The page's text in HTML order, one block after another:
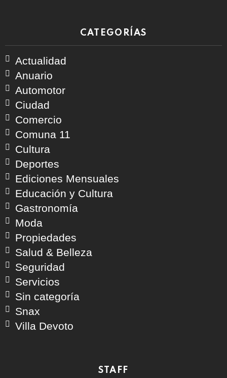
CATEGORÍAS
Actualidad
Anuario
Automotor
Ciudad
Comercio
Comuna 11
Cultura
Deportes
Ediciones Mensuales
Educación y Cultura
Gastronomía
Moda
Propiedades
Salud & Belleza
Seguridad
Servicios
Sin categoría
Snax
Villa Devoto
STAFF